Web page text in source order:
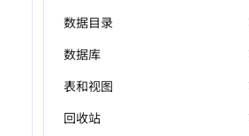
数据目录
数据库
表和视图
回收站